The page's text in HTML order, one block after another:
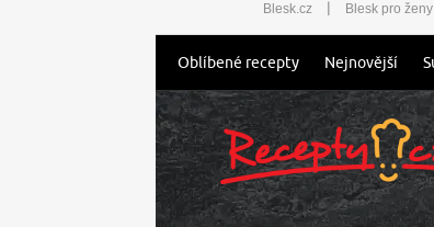
Blesk.cz | Blesk pro ženy
Oblíbené recepty Nejnovější